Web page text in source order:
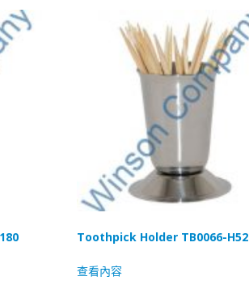
Toothpick Holder TB0066-H52
查看內容